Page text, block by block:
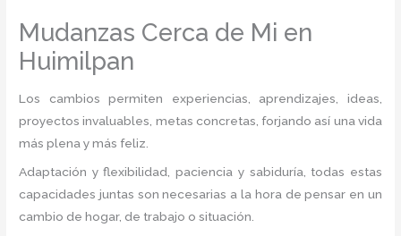
Mudanzas Cerca de Mi en
Huimilpan
Los cambios permiten experiencias, aprendizajes, ideas,
proyectos invaluables, metas concretas, forjando así una vida
más plena y más feliz.
Adaptación y flexibilidad, paciencia y sabiduría, todas estas
capacidades juntas son necesarias a la hora de pensar en un
cambio de hogar, de trabajo o situación.